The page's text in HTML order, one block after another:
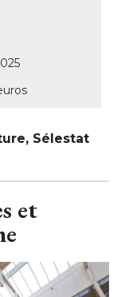
Sélestat
et